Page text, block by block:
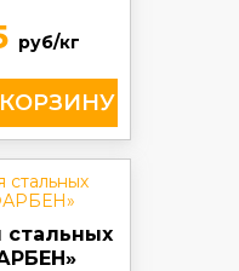
руб/кг
стальных